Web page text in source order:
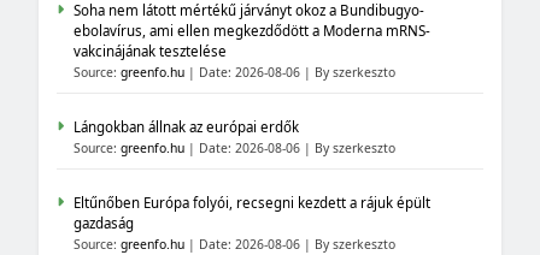
Soha nem látott mértékű járványt okoz a Bundibugyo-
ebolavírus, ami ellen megkezdődött a Moderna mRNS-
vakcinájának tesztelése
Source: greenfo.hu Date: 2026-08-06 By szerkeszto
Lángokban állnak az európai erdők
Source: greenfo.hu Date: 2026-08-06 By szerkeszto
Eltűnőben Európa folyói, recsegni kezdett a rájuk épült
gazdaság
Source: greenfo.hu Date: 2026-08-06 By szerkeszto